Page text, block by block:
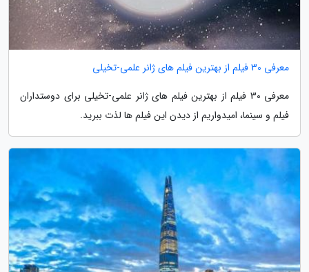
معرفی 30 فیلم از بهترین فیلم های ژانر علمی-تخیلی
معرفی 30 فیلم از بهترین فیلم های ژانر علمی-تخیلی برای دوستداران
فیلم و سینما، امیدواریم از دیدن این فیلم ها لذت ببرید.